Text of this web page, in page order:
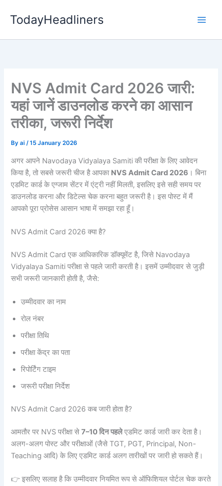
TodayHeadliners
NVS Admit Card 2026 जारी:
यहां जानें डाउनलोड करने का आसान
तरीका, जरूरी निर्देश
Byai/15 January 2026
अगर आपने Navodaya Vidyalaya Samiti की परीक्षा के लिए आवेदन
किया है, तो सबसे जरूरी चीज है आपका NVS Admit Card 2026 । बिना
एडमिट कार्ड के एग्जाम सेंटर में एंट्री नहीं मिलती, इसलिए इसे सही समय पर
डाउनलोड करना और डिटेल्स चेक करना बहुत जरूरी है। इस पोस्ट में मैं
आपको पूरा प्रोसेस आसान भाषा में समझा रहा हूँ।
NVS Admit Card 2026 क्या है?
NVS Admit Card एक आधिकारिक डॉक्यूमेंट है, जिसे Navodaya
Vidyalaya Samiti परीक्षा से पहले जारी करती है। इसमें उम्मीदवार से जुड़ी
सभी जरूरी जानकारी होती है, जैसे:
उम्मीदवार का नाम
रोल नंबर
परीक्षा तिथि
परीक्षा केंद्र का पता
रिपोर्टिंग टाइम
जरूरी परीक्षा निर्देश
NVS Admit Card 2026 कब जारी होता है?
आमतौर पर NVS परीक्षा से7–10 दिन पहलेएडमिट कार्ड जारी कर देता है।
अलग-अलग पोस्ट और परीक्षाओं (जैसे TGT, PGT, Principal, Non-
Teaching आदि) के लिए एडमिट कार्ड अलग तारीखों पर जारी हो सकते हैं।
👉 इसलिए सलाह है कि उम्मीदवार नियमित रूप से ऑफिशियल पोर्टल चेक करते